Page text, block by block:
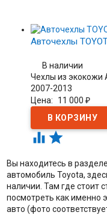
Авточехлы
В наличии
Чехлы из экокожи
2007-2013
Цена:
11 000 ₽
 
Вы находитесь в
автомобиль Toyota,
наличии. Там где стоит
посмотреть как именно
авто (фото